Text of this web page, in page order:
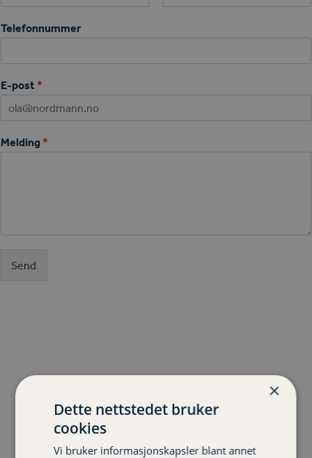
Telefonnummer
E-post *
Melding *
Send
×
Dette nettstedet bruker
cookies
Vi bruker informasjonskapsler blant annet